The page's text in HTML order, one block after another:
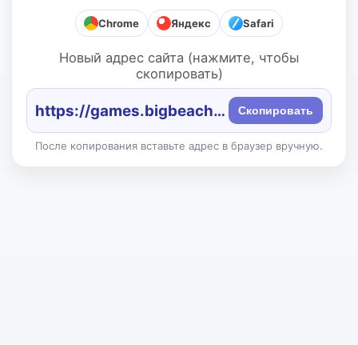
Chrome Яндекс Safari
Новый адрес сайта (нажмите, чтобы
скопировать)
https://games.bigbeach.ru/ Скопировать
После копирования вставьте адрес в браузер вручную.